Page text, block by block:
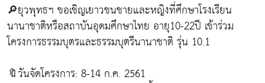
🔎ยุวพุทธฯ ขอเชิญเยาวชนชายและหญิงที่ศึกษาโรงเรียน
นานาชาติหรือสถาบันอุดมศึกษาไทย อายุ10-22ปี เข้าร่วม
โครงการธรรมบุตรและธรรมบุตรีนานาชาติ รุ่น 10.1
🔖วันจัดโครงการ: 8-14 ก.ค. 2561